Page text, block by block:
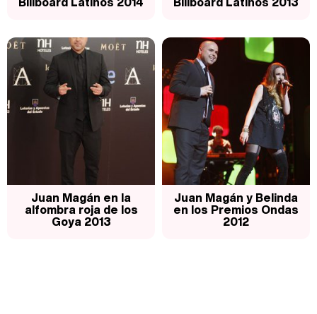
Juan Magán en la
alfombra roja de los
Goya 2013
Juan Magán y Belinda
en los Premios Ondas
2012